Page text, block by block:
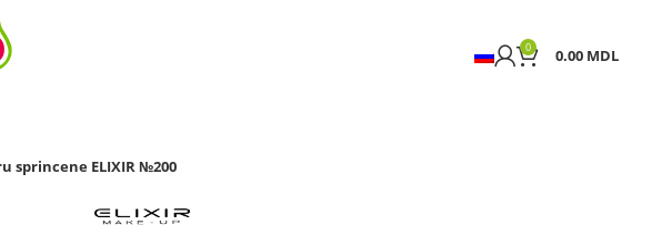
0 0.00 MDL
sprincene ELIXIR №200